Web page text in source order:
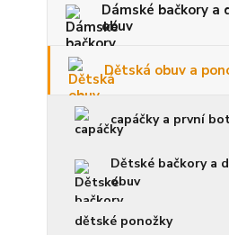
Dámské bačkory a
obuv
Dětská obuv a
capáčky a první
Dětské bačkory a
obuv
dětské ponožky